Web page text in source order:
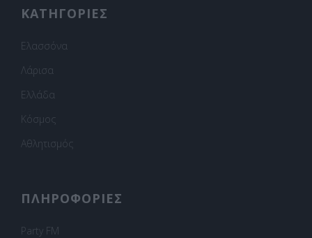
ΚΑΤΗΓΟΡΙΕΣ
Ελασσόνα
Λάρισα
Ελλάδα
Κόσμος
Αθλητισμός
ΠΛΗΡΟΦΟΡΙΕΣ
Party FM